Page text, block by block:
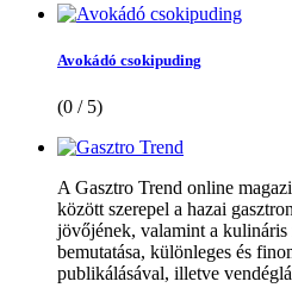
Avokádó csokipuding
(0 / 5)
A Gasztro Trend online
között szerepel a hazai
jövőjének, valamint a kulináris
bemutatása, különleges és
publikálásával, illetve